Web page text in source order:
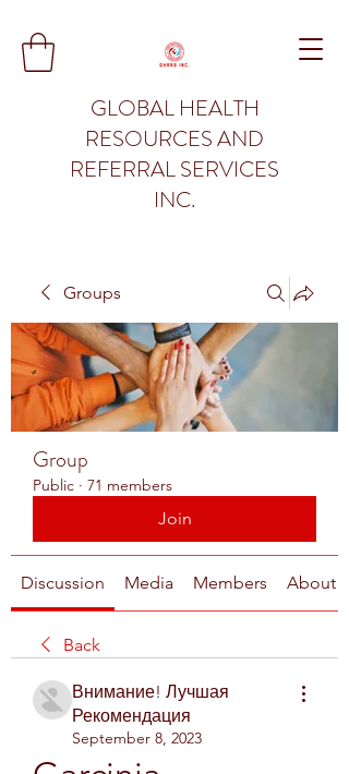
GLOBAL HEALTH
RESOURCES AND
REFERRAL SERVICES
INC.
Groups
Group
Public · 71 members
Join
Discussion Media Members About
Back
Внимание! Лучшая
Рекомендация
September 8, 2023